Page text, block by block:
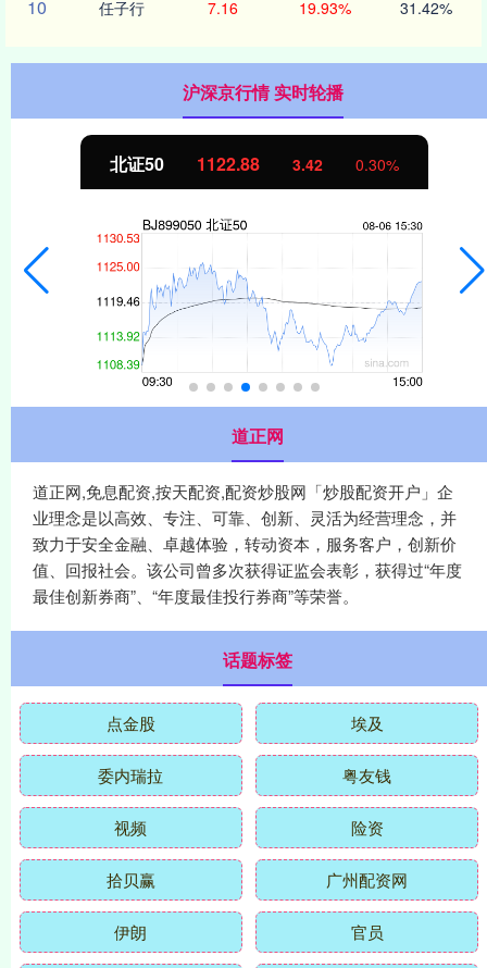
10 任子行 7.16 19.93% 31.42%
沪深京行情 实时轮播
北证50 1122.88 3.42 0.30%
道正网
道正网,免息配资,按天配资,配资炒股网「炒股配资开户」企
业理念是以高效、专注、可靠、创新、灵活为经营理念，并
致力于安全金融、卓越体验，转动资本，服务客户，创新价
值、回报社会。该公司曾多次获得证监会表彰，获得过“年度
最佳创新券商”、“年度最佳投行券商”等荣誉。
话题标签
点金股 埃及
委内瑞拉 粤友钱
视频 险资
拾贝赢 广州配资网
伊朗 官员